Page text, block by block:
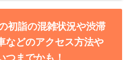
初詣の混雑状況や渋滞
などのアクセス方法や
つまでかも！